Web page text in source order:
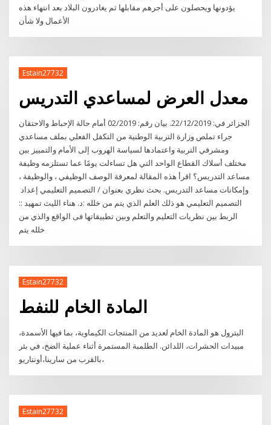
يؤدونها ويحصلون على أجرهم مقابلها ثم يغادرون البلاد بعد انتهاء هذه
الأعمال ولا شأن
Estain27732
معدل العرض لمساعدي التدريس
الجزائر في: 22/12/2019. بيان رقم: 02/2019 أمام حالة الإحباط والاحتقان
جراء تملص وزارة التربية الوطنية من التكفل الفعلي بملف مساعدي
ومشرفي التربية واعتمادها لسياسة الهروب إلى الأمام والتمييز بين
مختلف أسلاك القطاع الواحد التي هل تساءلت يومًا عما تستلزمه وظيفة
مساعد التدريس؟ اقرأ هذه المقالة لمعرفة الوصف الوظيفي ، والوظيفة ،
:‬د‪ .‬هناء الليث‬ ‫تمهيد ‪::‬‬ ‫التصميم التعليمي هو ذلك العلم الذي يتم من خلله
الربط بين نظريات التعليم والتعلم وبين تطبيقاتها فى الواقع والذي‬ ‫من
خلله يتم
Estain27732
المادة الخام للنفط
البترول هو المادة الخام لعديد من المنتجات الكيماوية، بما فيها الأسمدة،
مبيدات الحشرات، اللدائن. الطلمبة المستمرة أثناء عملية الضخ، في بئر
بالقرب من سارينا،أونتاريو،
Estain27732